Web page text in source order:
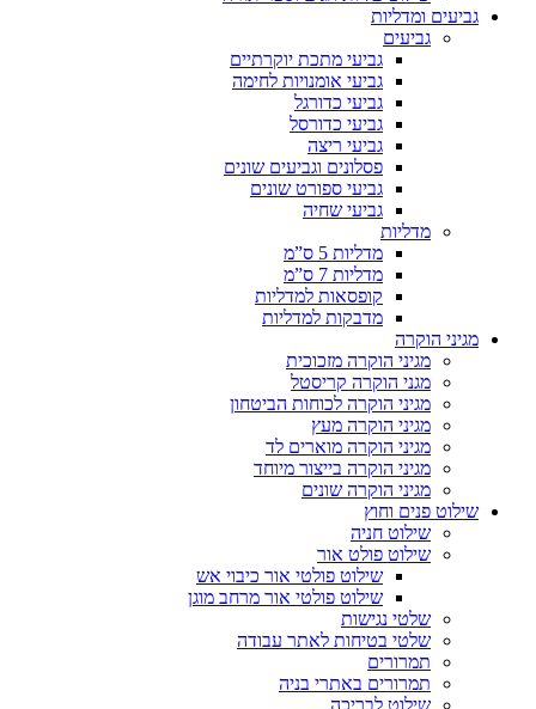
גביעים ומדליות
גביעים
גביעי מתכת יוקרתיים
גביעי אומנויות לחימה
גביעי כדורגל
גביעי כדורסל
גביעי ריצה
פסלונים וגביעים שונים
גביעי ספורט שונים
גביעי שחיה
מדליות
מדליות 5 ס”מ
מדליות 7 ס”מ
קופסאות למדליות
מדבקות למדליות
מגיני הוקרה
מגיני הוקרה מזכוכית
מגני הוקרה קריסטל
מגיני הוקרה לכוחות הביטחון
מגיני הוקרה מעץ
מגיני הוקרה מוארים לד
מגיני הוקרה בייצור מיוחד
מגיני הוקרה שונים
שילוט פנים וחוץ
שילוט חניה
שילוט פולט אור
שילוט פולטי אור כיבוי אש
שילוט פולטי אור מרחב מוגן
שלטי נגישות
שלטי בטיחות לאתר עבודה
תמרורים
תמרורים באתרי בניה
שילוט לבריכה